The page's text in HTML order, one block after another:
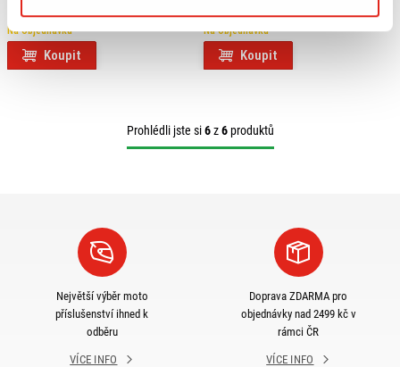
796/1100/S/EVO
Na objednávku
Koupit
Na objednávku
Koupit
Prohlédli jste si6z6produktů
Největší výběr moto
příslušenství ihned k
odběru
VÍCE INFO
Doprava ZDARMA pro
objednávky nad 2499 kč v
rámci ČR
VÍCE INFO